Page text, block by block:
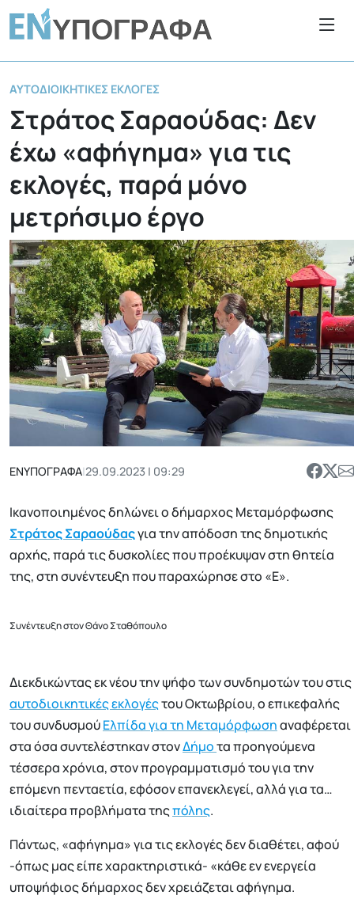
ΑΥΤΟΔΙΟΙΚΗΤΙΚΈΣ ΕΚΛΟΓΈΣ
Στράτος Σαραούδας: Δεν
έχω «αφήγημα» για τις
εκλογές, παρά μόνο
μετρήσιμο έργο
ΕΝΥΠΟΓΡΑΦΑ|29.09.2023 | 09:29
Ικανοποιημένος δηλώνει ο δήμαρχος Μεταμόρφωσης
Στράτος Σαραούδαςγια την απόδοση της δημοτικής
αρχής, παρά τις δυσκολίες που προέκυψαν στη θητεία
της, στη συνέντευξη που παραχώρησε στο «Ε».
Συνέντευξη στον Θάνο Σταθόπουλο
Διεκδικώντας εκ νέου την ψήφο των συνδημοτών του στις
αυτοδιοικητικές εκλογέςτου Οκτωβρίου, ο επικεφαλής
του συνδυσμούΕλπίδα για τη Μεταμόρφωσηαναφέρεται
στα όσα συντελέστηκαν στονΔήμοτα προηγούμενα
τέσσερα χρόνια, στον προγραμματισμό του για την
επόμενη πενταετία, εφόσον επανεκλεγεί, αλλά για τα…
ιδιαίτερα προβλήματα τηςπόλης.
Πάντως, «αφήγημα» για τις εκλογές δεν διαθέτει, αφού
-όπως μας είπε χαρακτηριστικά- «κάθε εν ενεργεία
υποψήφιος δήμαρχος δεν χρειάζεται αφήγημα.